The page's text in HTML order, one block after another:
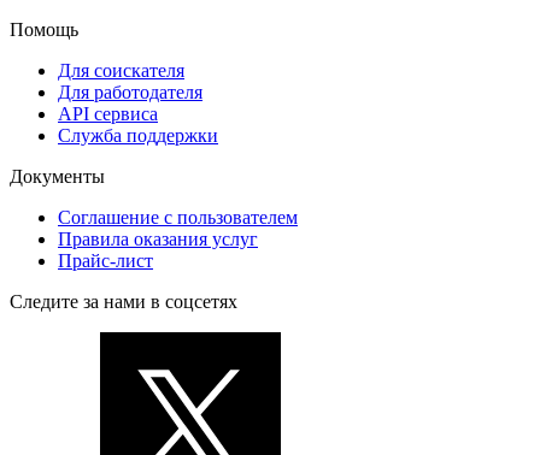
Помощь
Для соискателя
Для работодателя
API сервиса
Служба поддержки
Документы
Соглашение с пользователем
Правила оказания услуг
Прайс-лист
Следите за нами в соцсетях